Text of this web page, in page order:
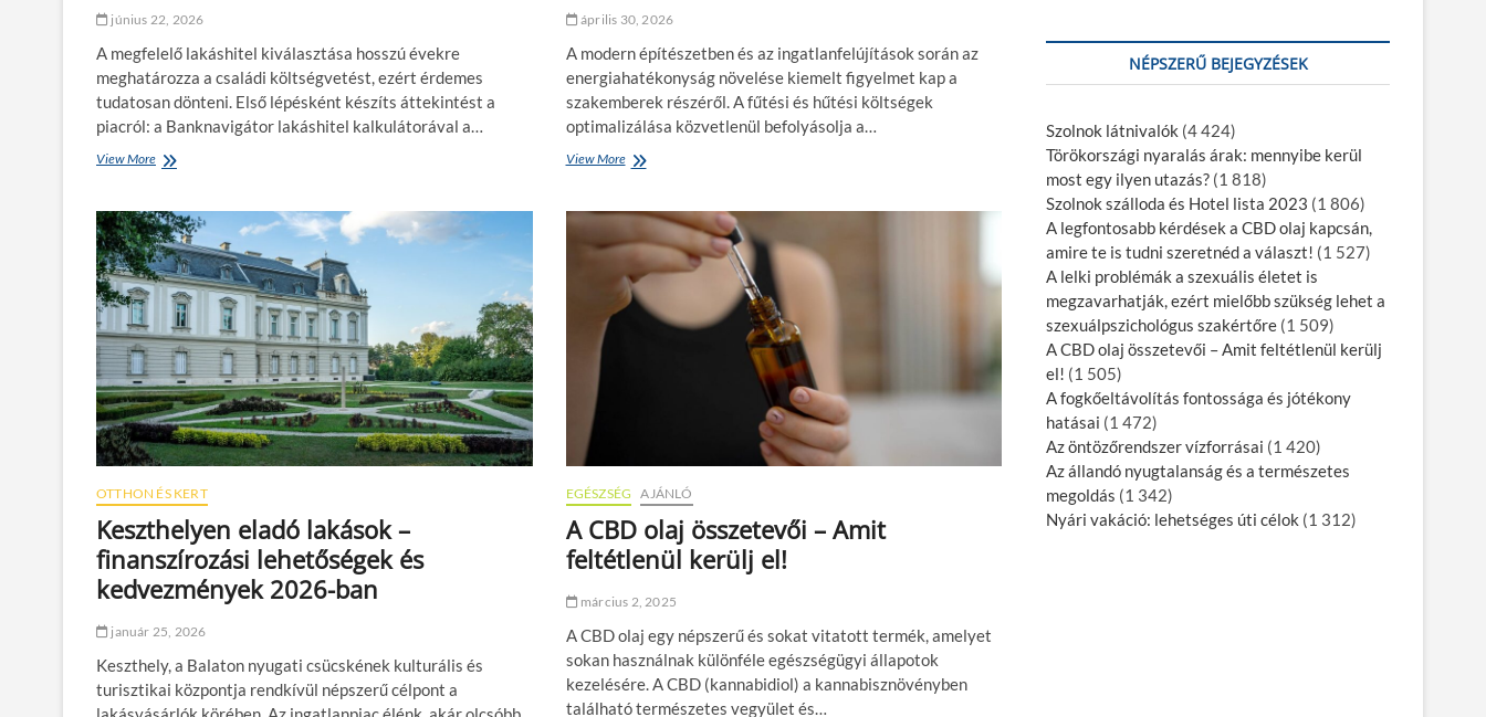
l
ő
n
y
e
i
a
l
m
a
z
á
h
e
t
ő
g
e
i
a
f
ö
d
m
s
z
i
g
e
e
l
s
i
g
t
á
l
s
s
k
z
e
t
?
június 22, 2026
A megfelelő lakáshitel kiválasztása hosszú évekre
meghatározza a családi költségvetést, ezért érdemes
tudatosan dönteni. Első lépésként készíts áttekintést a
piacról: a Banknavigátor lakáshitel kalkulátorával a…
View More M
e
f
i
g
l
j
ü
n
k
l
a
á
s
h
i
e
k
o
n
s
április 30, 2026
A modern építészetben és az ingatlanfelújítások során az
energiahatékonyság növelése kiemelt figyelmet kap a
szakemberek részéről. A fűtési és hűtési költségek
optimalizálása közvetlenül befolyásolja a…
View MoreA
k
é
l
e
t
t
e
l
é
e
é
r
é
s
OTTHON ÉS KERT
Keszthelyen eladó lakások –
finanszírozási lehetőségek és
kedvezmények 2026-ban
január 25, 2026
Keszthely, a Balaton nyugati csücskének kulturális és
turisztikai központja rendkívül népszerű célpont a
EGÉSZSÉG AJÁNLÓ
A CBD olaj összetevői – Amit
feltétlenül kerülj el!
március 2, 2025
A CBD olaj egy népszerű és sokat vitatott termék, amelyet
sokan használnak különféle egészségügyi állapotok
kezelésére. A CBD (kannabidiol) a kannabisznövényben
található természetes vegyület és…
NÉPSZERŰ BEJEGYZÉSEK
Szolnok látnivalók (4 424)
Törökországi nyaralás árak: mennyibe kerül
most egy ilyen utazás? (1 818)
Szolnok szálloda és Hotel lista 2023 (1 806)
A legfontosabb kérdések a CBD olaj kapcsán,
amire te is tudni szeretnéd a választ! (1 527)
A lelki problémák a szexuális életet is
megzavarhatják, ezért mielőbb szükség lehet a
szexuálpszichológus szakértőre (1 509)
A CBD olaj összetevői – Amit feltétlenül kerülj
el! (1 505)
A fogkőeltávolítás fontossága és jótékony
hatásai (1 472)
Az öntözőrendszer vízforrásai (1 420)
Az állandó nyugtalanság és a természetes
megoldás (1 342)
Nyári vakáció: lehetséges úti célok (1 312)